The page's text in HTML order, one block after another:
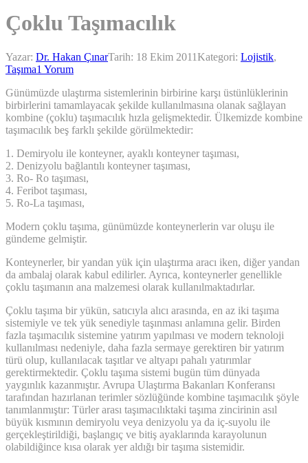
Çoklu Taşımacılık
Yazar: Dr. Hakan ÇınarTarih: 18 Ekim 2011Kategori: Lojistik,
Taşıma1 Yorum
Günümüzde ulaştırma sistemlerinin birbirine karşı üstünlüklerinin
birbirlerini tamamlayacak şekilde kullanılmasına olanak sağlayan
kombine (çoklu) taşımacılık hızla gelişmektedir. Ülkemizde kombine
taşımacılık beş farklı şekilde görülmektedir:
1. Demiryolu ile konteyner, ayaklı konteyner taşıması,
2. Denizyolu bağlantılı konteyner taşıması,
3. Ro- Ro taşıması,
4. Feribot taşıması,
5. Ro-La taşıması,
Modern çoklu taşıma, günümüzde konteynerlerin var oluşu ile
gündeme gelmiştir.
Konteynerler, bir yandan yük için ulaştırma aracı iken, diğer yandan
da ambalaj olarak kabul edilirler. Ayrıca, konteynerler genellikle
çoklu taşımanın ana malzemesi olarak kullanılmaktadırlar.
Çoklu taşıma bir yükün, satıcıyla alıcı arasında, en az iki taşıma
sistemiyle ve tek yük senediyle taşınması anlamına gelir. Birden
fazla taşımacılık sistemine yatırım yapılması ve modern teknoloji
kullanılması nedeniyle, daha fazla sermaye gerektiren bir yatırım
türü olup, kullanılacak taşıtlar ve altyapı pahalı yatırımlar
gerektirmektedir. Çoklu taşıma sistemi bugün tüm dünyada
yaygınlık kazanmıştır. Avrupa Ulaştırma Bakanları Konferansı
tarafından hazırlanan terimler sözlüğünde kombine taşımacılık şöyle
tanımlanmıştır: Türler arası taşımacılıktaki taşıma zincirinin asıl
büyük kısmının demiryolu veya denizyolu ya da iç-suyolu ile
gerçekleştirildiği, başlangıç ve bitiş ayaklarında karayolunun
olabildiğince kısa olarak yer aldığı bir taşıma sistemidir.